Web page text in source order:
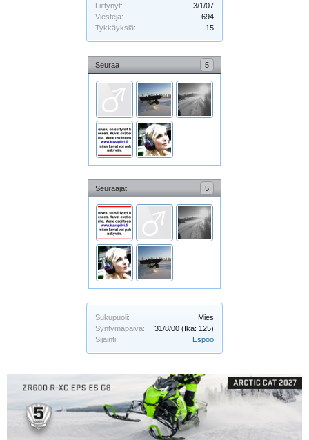
Liittynyt:
3/1/07
Viestejä:
694
Tykkäyksiä:
15
Seuraa 5
Seuraajat 5
Sukupuoli:
Mies
Syntymäpäivä:
31/8/00 (Ikä: 125)
Sijainti:
Espoo